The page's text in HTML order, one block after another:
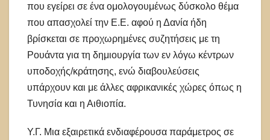
που εγείρει σε ένα ομολογουμένως δύσκολο θέμα
που απασχολεί την Ε.Ε. αφού η Δανία ήδη
βρίσκεται σε προχωρημένες συζητήσεις με τη
Ρουάντα για τη δημιουργία των εν λόγω κέντρων
υποδοχής/κράτησης, ενώ διαβουλεύσεις
υπάρχουν και με άλλες αφρικανικές χώρες όπως η
Τυνησία και η Αιθιοπία.
Υ.Γ. Μια εξαιρετικά ενδιαφέρουσα παράμετρος σε